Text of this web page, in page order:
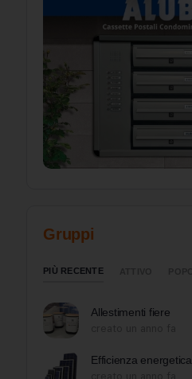
Gruppi
PIÙ RECENTE
Allestimenti fiere
Efficienza energetica